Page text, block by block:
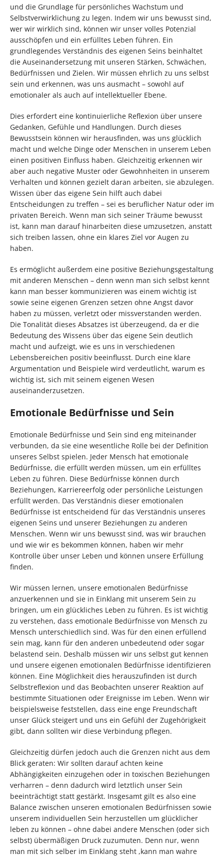
und die Grundlage für persönliches Wachstum und
Selbstverwirklichung zu legen. Indem wir uns bewusst sind,
wer wir wirklich sind, können wir unser volles Potenzial
ausschöpfen und ein erfülltes Leben führen. Ein
grundlegendes Verständnis des eigenen Seins beinhaltet
die Auseinandersetzung mit unseren Stärken, Schwächen,
Bedürfnissen und Zielen. Wir müssen ehrlich zu uns selbst
sein und erkennen, was uns ausmacht – sowohl auf
emotionaler als auch auf intellektueller Ebene.
Dies erfordert eine kontinuierliche Reflexion über unsere
Gedanken, Gefühle und Handlungen. Durch dieses
Bewusstsein können wir herausfinden, was uns glücklich
macht und welche Dinge oder Menschen in unserem Leben
einen positiven Einfluss haben. Gleichzeitig erkennen wir
aber auch negative Muster oder Gewohnheiten in unserem
Verhalten und können gezielt daran arbeiten, sie abzulegen.
Wissen über das eigene Sein hilft auch dabei
Entscheidungen zu treffen – sei es beruflicher Natur oder im
privaten Bereich. Wenn man sich seiner Träume bewusst
ist, kann man darauf hinarbeiten diese umzusetzen, anstatt
sich treiben lassen, ohne ein klares Ziel vor Augen zu
haben.
Es ermöglicht außerdem eine positive Beziehungsgestaltung
mit anderen Menschen – denn wenn man sich selbst kennt
kann man besser kommunizieren was einem wichtig ist
sowie seine eigenen Grenzen setzen ohne Angst davor
haben zu müssen, verletzt oder missverstanden werden.
Die Tonalität dieses Absatzes ist überzeugend, da er die
Bedeutung des Wissens über das eigene Sein deutlich
macht und aufzeigt, wie es uns in verschiedenen
Lebensbereichen positiv beeinflusst. Durch eine klare
Argumentation und Beispiele wird verdeutlicht, warum es
wichtig ist, sich mit seinem eigenen Wesen
auseinanderzusetzen.
Emotionale Bedürfnisse und Sein
Emotionale Bedürfnisse und Sein sind eng miteinander
verbunden, da sie eine wesentliche Rolle bei der Definition
unseres Selbst spielen. Jeder Mensch hat emotionale
Bedürfnisse, die erfüllt werden müssen, um ein erfülltes
Leben zu führen. Diese Bedürfnisse können durch
Beziehungen, Karriereerfolg oder persönliche Leistungen
erfüllt werden. Das Verständnis dieser emotionalen
Bedürfnisse ist entscheidend für das Verständnis unseres
eigenen Seins und unserer Beziehungen zu anderen
Menschen. Wenn wir uns bewusst sind, was wir brauchen
und wie wir es bekommen können, haben wir mehr
Kontrolle über unser Leben und können unsere Erfüllung
finden.
Wir müssen lernen, unsere emotionalen Bedürfnisse
anzuerkennen und sie in Einklang mit unserem Sein zu
bringen, um ein glückliches Leben zu führen. Es ist wichtig
zu verstehen, dass emotionale Bedürfnisse von Mensch zu
Mensch unterschiedlich sind. Was für den einen erfüllend
sein mag, kann für den anderen unbedeutend oder sogar
belastend sein. Deshalb müssen wir uns selbst gut kennen
und unsere eigenen emotionalen Bedürfnisse identifizieren
können. Eine Möglichkeit dies herauszufinden ist durch
Selbstreflexion und das Beobachten unserer Reaktion auf
bestimmte Situationen oder Ereignisse im Leben. Wenn wir
beispielsweise feststellen, dass eine enge Freundschaft
unser Glück steigert und uns ein Gefühl der Zugehörigkeit
gibt, dann sollten wir diese Verbindung pflegen.
Gleichzeitig dürfen jedoch auch die Grenzen nicht aus dem
Blick geraten: Wir sollten darauf achten keine
Abhängigkeiten einzugehen oder in toxischen Beziehungen
verharren – denn dadurch wird letztlich unser Sein
beeinträchtigt statt gestärkt. Insgesamt gilt es also eine
Balance zwischen unseren emotionalen Bedürfnissen sowie
unserem individuellen Sein herzustellen um glücklicher
leben zu können – ohne dabei andere Menschen (oder sich
selbst) übermäßigen Druck zuzumuten. Denn nur, wenn
man mit sich selber im Einklang steht ,kann man wahre